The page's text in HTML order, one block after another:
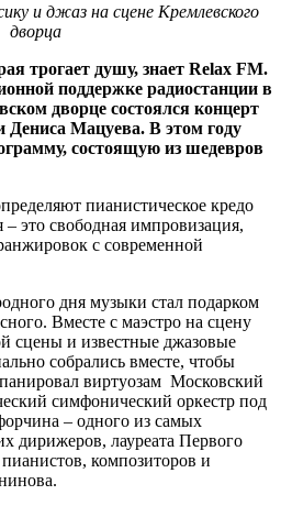
и джаз на сцене Кремлевского
дворца
трогает душу, знает Relax FM.
поддержке радиостанции в
дворце состоялся концерт
Дениса Мацуева. В этом году
состоящую из шедевров
пианистическое кредо
это свободная импровизация,
с современной
дня музыки стал подарком
Вместе с маэстро на сцену
сцены и известные джазовые
собрались вместе, чтобы
виртуозам Московский
симфонический оркестр под
– одного из самых
дирижеров, лауреата Первого
композиторов и